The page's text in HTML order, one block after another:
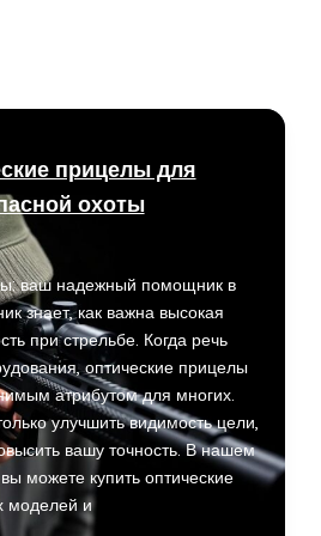
прицелы для
охоты
ваш надежный помощник в
знает, как важна высокая
при стрельбе. Когда речь
оптические прицелы
атрибутом для многих.
улучшить видимость цели,
вашу точность. В нашем
можете купить оптические
моделей и